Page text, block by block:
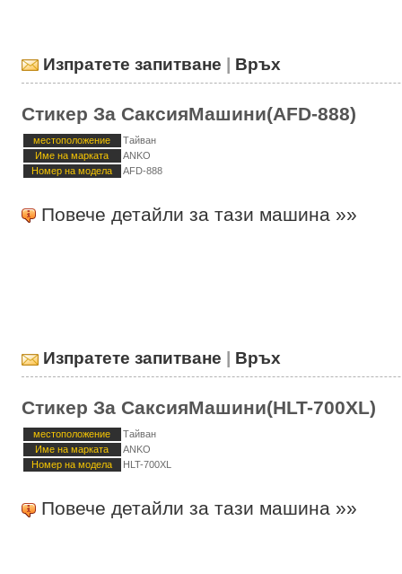
Изпратете запитване | Връх
Стикер За СаксияМашини(AFD-888)
местоположение
Тайван
Име на марката
ANKO
Номер на модела
AFD-888
Повече детайли за тази машина »»
Изпратете запитване | Връх
Стикер За СаксияМашини(HLT-700XL)
местоположение
Тайван
Име на марката
ANKO
Номер на модела
HLT-700XL
Повече детайли за тази машина »»